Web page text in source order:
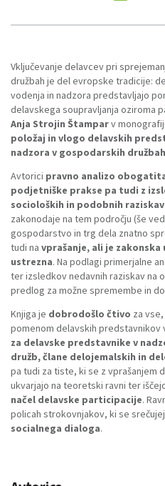
Vključevanje delavcev pri
družbah je del evropske tradicije:
vodenja in nadzora predstavljajo
delavskega soupravljanja oziroma
Anja Strojin Štamparv
položaj in vlogo delavskih
nadzora v gospodarskih
Avtorici pravno analizo
podjetniške prakse pa tudi z
socioloških in podobnih raziskav
zakonodaje na tem področju (še
gospodarstvo in trg dela znatno
tudi na vprašanje, ali je
ustrezna. Na podlagi primerjalne
ter izsledkov nedavnih raziskav na
predlog za možne spremembe in
Knjiga je dobrodošlo čtivo za
pomenom delavskih predstavnikov
za delavske predstavnike v
družb, člane delojemalskih in
pa tudi za tiste, ki se z vprašanjem
ukvarjajo na teoretski ravni ter
načel delavske participacije.
policah strokovnjakov, ki se
socialnega dialoga.